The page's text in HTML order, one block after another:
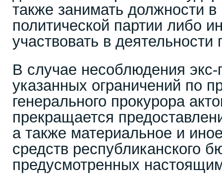
также занимать должности
политической партии либо
участвовать в деятельности
В случае несоблюдения экс-
указанных ограничений по
генерального прокурора
прекращается
а также материальное и
средств республиканского
предусмотренных